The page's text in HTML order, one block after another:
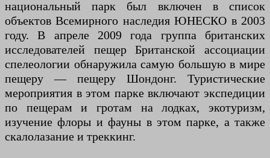
национальный парк был включен в список
объектов Всемирного наследия ЮНЕСКО в 2003
году. В апреле 2009 года группа британских
исследователей пещер Британской ассоциации
спелеологии обнаружила самую большую в мире
пещеру — пещеру Шондонг. Туристические
мероприятия в этом парке включают экспедиции
по пещерам и гротам на лодках, экотуризм,
изучение флоры и фауны в этом парке, а также
скалолазание и треккинг.